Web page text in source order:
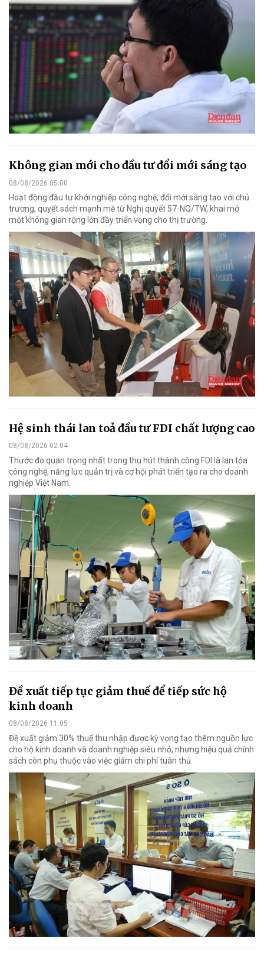
Không gian mới cho đầu tư đổi mới sáng tạo
08/08/2026 05:00
Hoạt động đầu tư khởi nghiệp công nghệ, đổi mới sáng tạo với chủ
trương, quyết sách mạnh mẽ từ Nghị quyết 57-NQ/TW, khai mở
một không gian rộng lớn đầy triển vọng cho thị trường.
Hệ sinh thái lan toả đầu tư FDI chất lượng cao
08/08/2026 02:04
Thước đo quan trọng nhất trong thu hút thành công FDI là lan tỏa
công nghệ, năng lực quản trị và cơ hội phát triển tạo ra cho doanh
nghiệp Việt Nam.
Đề xuất tiếp tục giảm thuế để tiếp sức hộ
kinh doanh
08/08/2026 11:05
Đề xuất giảm 30% thuế thu nhập được kỳ vọng tạo thêm nguồn lực
cho hộ kinh doanh và doanh nghiệp siêu nhỏ, nhưng hiệu quả chính
sách còn phụ thuộc vào việc giảm chi phí tuân thủ.